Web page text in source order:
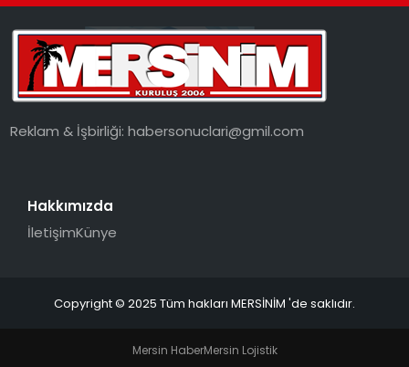
Reklam & İşbirliği:habersonuclari@gmil.com
Hakkımızda
İletişimKünye
Copyright © 2025 Tüm hakları MERSİNİM 'de saklıdır.
Mersin HaberMersin Lojistik